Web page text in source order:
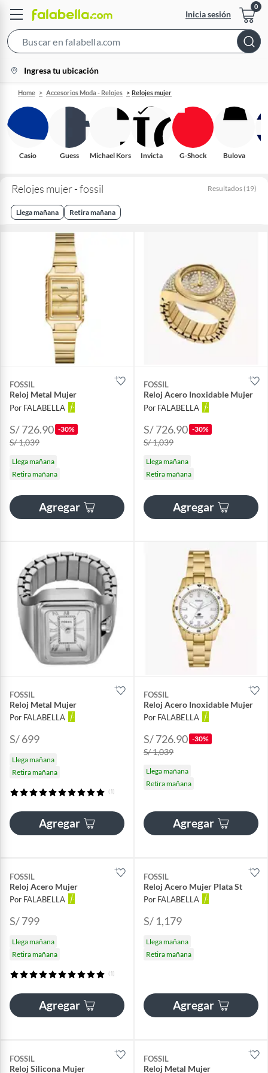
Inicia sesión
Bar
location-
icon
Ingresa tu ubicación
Home Accesorios Moda - Relojes Relojes mujer
Casio Guess Michael Kors Invicta G-Shock Bulova
Relojes mujer - fossil Resultados (19)
Llega mañana Retira mañana
FOSSIL
Reloj Metal Mujer
Por FALABELLA
S/ 726.90 -30%
S/ 1,039
Llega mañana
Retira mañana
Agregar
FOSSIL
Reloj Acero Inoxidable Mujer
Por FALABELLA
S/ 726.90 -30%
S/ 1,039
Llega mañana
Retira mañana
Agregar
FOSSIL
Reloj Metal Mujer
Por FALABELLA
S/ 699
Llega mañana
Retira mañana
(1)
Agregar
FOSSIL
Reloj Acero Inoxidable Mujer
Por FALABELLA
S/ 726.90 -30%
S/ 1,039
Llega mañana
Retira mañana
Agregar
FOSSIL
Reloj Acero Mujer
Por FALABELLA
S/ 799
Llega mañana
Retira mañana
(1)
Agregar
FOSSIL
Reloj Acero Mujer Plata St
Por FALABELLA
S/ 1,179
Llega mañana
Retira mañana
Agregar
FOSSIL
Reloj Silicona Mujer
FOSSIL
Reloj Metal Mujer